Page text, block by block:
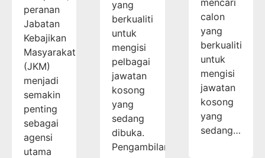
peranan
Jabatan
Kebajikan
Masyarakat
(JKM)
menjadi
semakin
penting
sebagai
agensi
utama
yang
berkualiti
untuk
mengisi
pelbagai
jawatan
kosong
yang
sedang
dibuka.
Pengambilan…
calon
yang
berkualiti
untuk
mengisi
jawatan
kosong
yang
sedang…